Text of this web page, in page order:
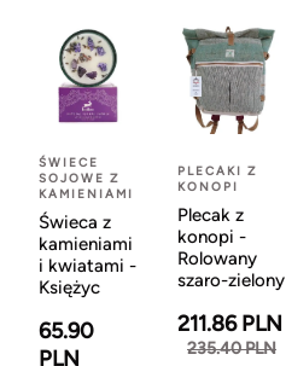
ŚWIECE
SOJOWE Z
KAMIENIAMI
Świeca z
kamieniami
i kwiatami -
Księżyc
65.90
PLN
PLECAKI Z
KONOPI
Plecak z
konopi -
Rolowany
szaro-zielony
211.86 PLN
235.40 PLN